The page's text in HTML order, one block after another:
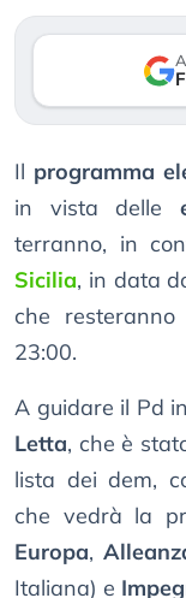
Il programma
in vista delle
terranno, in
Sicilia, in data
che
23:00.
A guidare il Pd
Letta, che è
lista dei dem,
che vedrà la
Europa,
Italiana) e